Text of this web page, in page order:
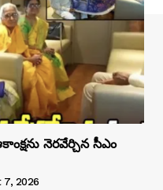
నెరవేర్చిన సీఎం
7, 2026